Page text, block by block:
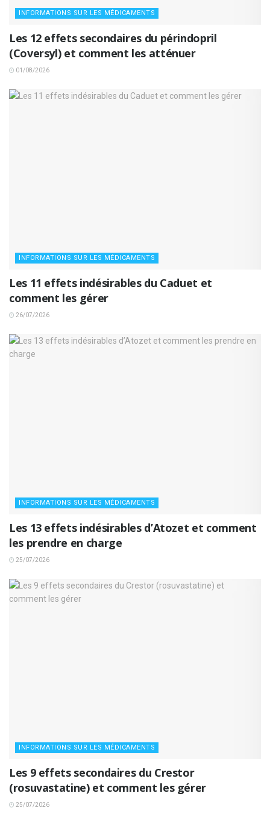
INFORMATIONS SUR LES MÉDICAMENTS
Les 12 effets secondaires du périndopril
(Coversyl) et comment les atténuer
01/08/2026
INFORMATIONS SUR LES MÉDICAMENTS
Les 11 effets indésirables du Caduet et
comment les gérer
26/07/2026
INFORMATIONS SUR LES MÉDICAMENTS
Les 13 effets indésirables d’Atozet et comment
les prendre en charge
25/07/2026
INFORMATIONS SUR LES MÉDICAMENTS
Les 9 effets secondaires du Crestor
(rosuvastatine) et comment les gérer
25/07/2026